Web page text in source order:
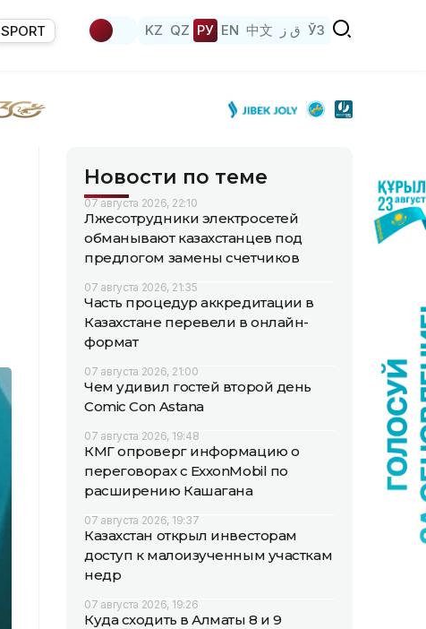
SPORT KZ QZ РУ EN 中文 ق ز ЎЗ
Новости по теме
07 августа 2026, 22:10
Лжесотрудники электросетей
обманывают казахстанцев под
предлогом замены счетчиков
07 августа 2026, 21:35
Часть процедур аккредитации в
Казахстане перевели в онлайн-
формат
07 августа 2026, 21:00
Чем удивил гостей второй день
Comic Con Astana
07 августа 2026, 19:48
КМГ опроверг информацию о
переговорах с ExxonMobil по
расширению Кашагана
07 августа 2026, 19:37
Казахстан открыл инвесторам
доступ к малоизученным участкам
недр
07 августа 2026, 19:26
Куда сходить в Алматы 8 и 9